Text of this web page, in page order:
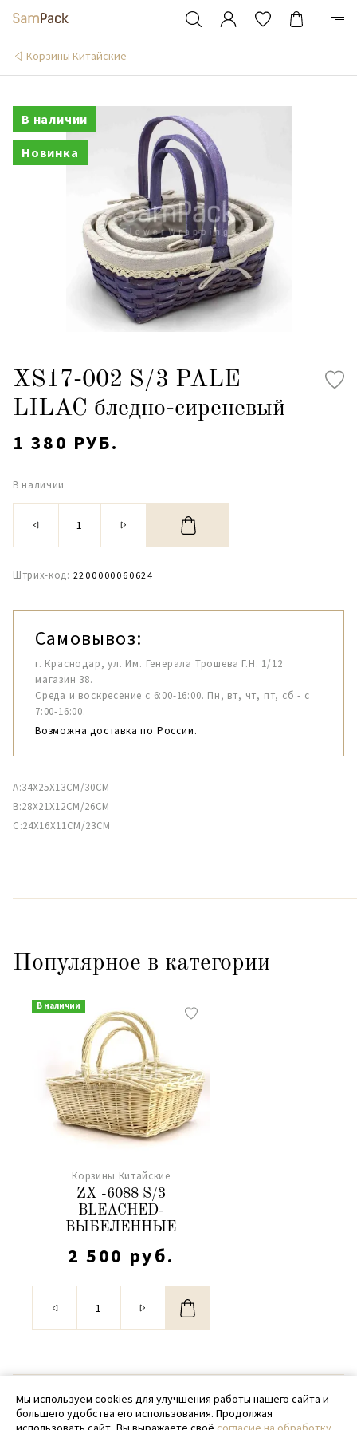
Корзины Китайские
В наличии
Новинка
XS17-002 S/3 PALE
LILAC бледно-сиреневый
1 380 РУБ.
В наличии
Штрих-код: 2200000060624
Самовывоз:
г. Краснодар, ул. Им. Генерала Трошева Г.Н. 1/12
магазин 38.
Среда и воскресение с 6:00-16:00. Пн, вт, чт, пт, сб - с
7:00-16:00.
Возможна доставка по России.
A:34X25X13CM/30CM
B:28X21X12CM/26CM
C:24X16X11CM/23CM
Популярное в категории
В наличии
Корзины Китайские
ZX -6088 S/3
BLEACHED-
ВЫБЕЛЕННЫЕ
2 500 руб.
© 2020 - 2026 SamPack
+ 7 (918) 699-97-87
Мы используем cookies для улучшения работы нашего сайта и
большего удобства его использования. Продолжая